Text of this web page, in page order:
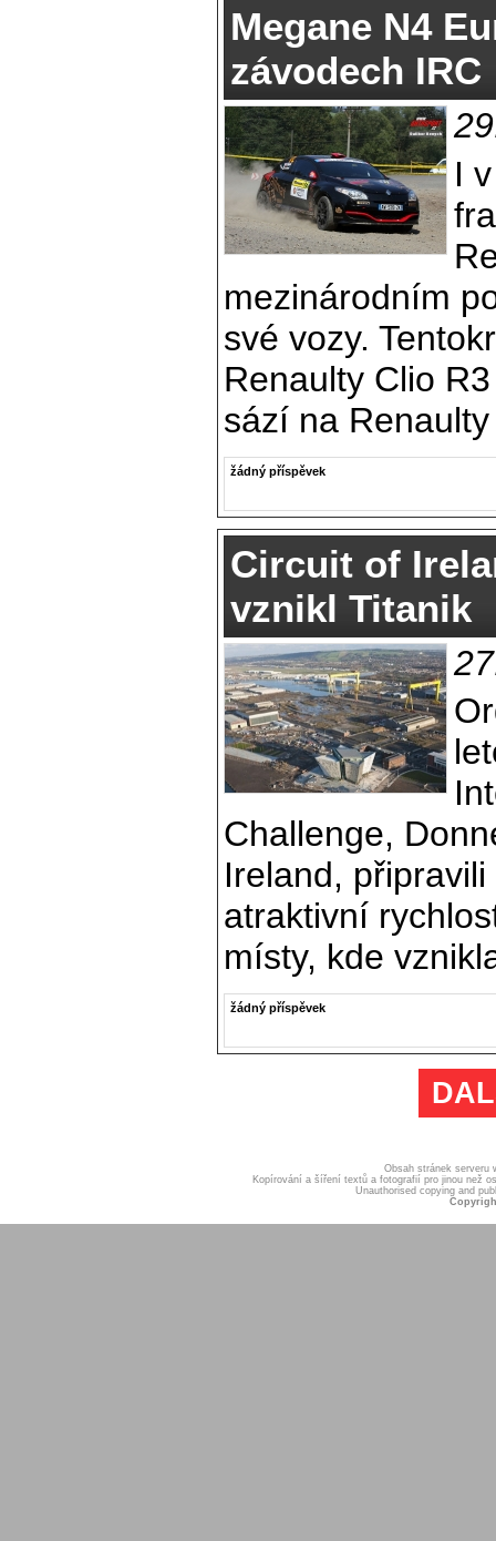
Megane N4
závodech IRC
I
mezinárodním
své vozy.
Renaulty Clio
sází na
žádný příspěvek
Circuit of
vznikl Titanik
Challenge,
Ireland,
atraktivní
místy, kde
žádný příspěvek
Obsah stránek serveru
Kopírování a šíření textů a fotografií pro jinou než
Unauthorised copying and